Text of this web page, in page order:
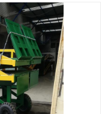
搬运车
货梯
夹具